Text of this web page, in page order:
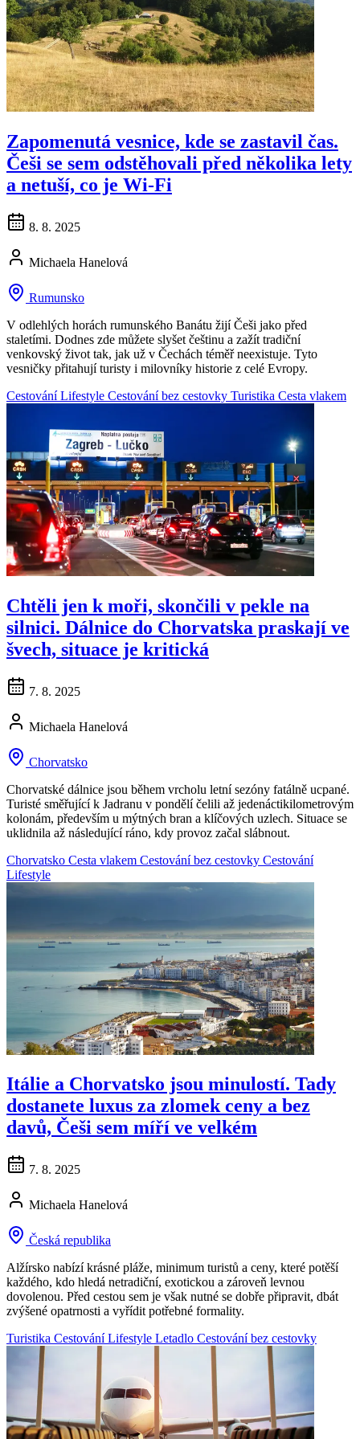
Zapomenutá vesnice, kde se zastavil čas.
Češi se sem odstěhovali před několika lety
a netuší, co je Wi-Fi
8. 8. 2025
Michaela Hanelová
Rumunsko
V odlehlých horách rumunského Banátu žijí Češi jako před
staletími. Dodnes zde můžete slyšet češtinu a zažít tradiční
venkovský život tak, jak už v Čechách téměř neexistuje. Tyto
vesničky přitahují turisty i milovníky historie z celé Evropy.
CestováníLifestyle Cestování bez cestovky Turistika Cesta vlakem
Chtěli jen k moři, skončili v pekle na
silnici. Dálnice do Chorvatska praskají ve
švech, situace je kritická
7. 8. 2025
Michaela Hanelová
Chorvatsko
Chorvatské dálnice jsou během vrcholu letní sezóny fatálně ucpané.
Turisté směřující k Jadranu v pondělí čelili až jedenáctikilometrovým
kolonám, především u mýtných bran a klíčových uzlech. Situace se
uklidnila až následující ráno, kdy provoz začal slábnout.
Chorvatsko Cesta vlakem Cestování bez cestovky Cestování
Lifestyle
Itálie a Chorvatsko jsou minulostí. Tady
dostanete luxus za zlomek ceny a bez
davů, Češi sem míří ve velkém
7. 8. 2025
Michaela Hanelová
Česká republika
Alžírsko nabízí krásné pláže, minimum turistů a ceny, které potěší
každého, kdo hledá netradiční, exotickou a zároveň levnou
dovolenou. Před cestou sem je však nutné se dobře připravit, dbát
zvýšené opatrnosti a vyřídit potřebné formality.
Turistika CestováníLifestyle Letadlo Cestování bez cestovky